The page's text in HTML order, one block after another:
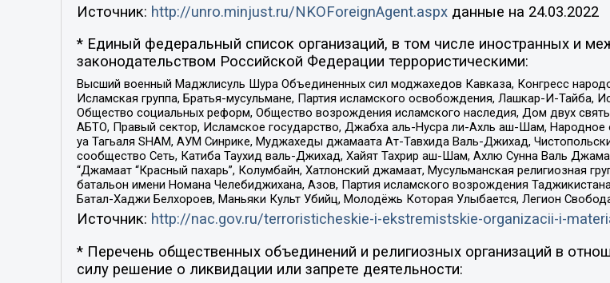
Источник: http://unro.minjust.ru/NKOForeignAgent.aspxданные на 24.03.2022
* Единый федеральный список организаций, в том числе иностранных и
законодательством Российской Федерации террористическими:
Высший военный Маджлисуль Шура Объединенных сил моджахедов Кавказа, Конгресс
Исламская группа, Братья-мусульмане, Партия исламского освобождения, Лашкар-И-Тайба,
Общество социальных реформ, Общество возрождения исламского наследия, Дом двух
АБТО, Правый сектор, Исламское государство, Джабха аль-Нусра ли-Ахль аш-Шам,
уа Тагьаля SHAM, АУМ Синрике, Муджахеды джамаата Ат-Тавхида Валь-Джихад,
сообщество Сеть, Катиба Таухид валь-Джихад, Хайят Тахрир аш-Шам, Ахлю Сунна Валь
“Джамаат “Красный пахарь”, Колумбайн, Хатлонский джамаат, Мусульманская религиозная
батальон имени Номана Челебиджихана, Азов, Партия исламского возрождения
Батал-Хаджи Белхороев, Маньяки Культ Убийц, Молодёжь Которая Улыбается, Легион
Источник: http://nac.gov.ru/terroristicheskie-i-ekstremistskie-organizacii-i-
* Перечень общественных объединений и религиозных организаций в
силу решение о ликвидации или запрете деятельности: